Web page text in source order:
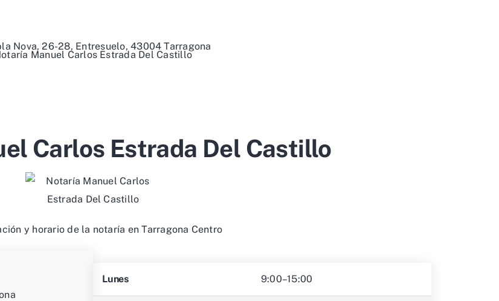
Manuel Carlos Estrada Del Castillo
Nova, 26-28, Entresuelo, 43004 Tarragona
Carlos Estrada Del Castillo
y horario de la notaría en Tarragona Centro
Lunes 9:00–15:00